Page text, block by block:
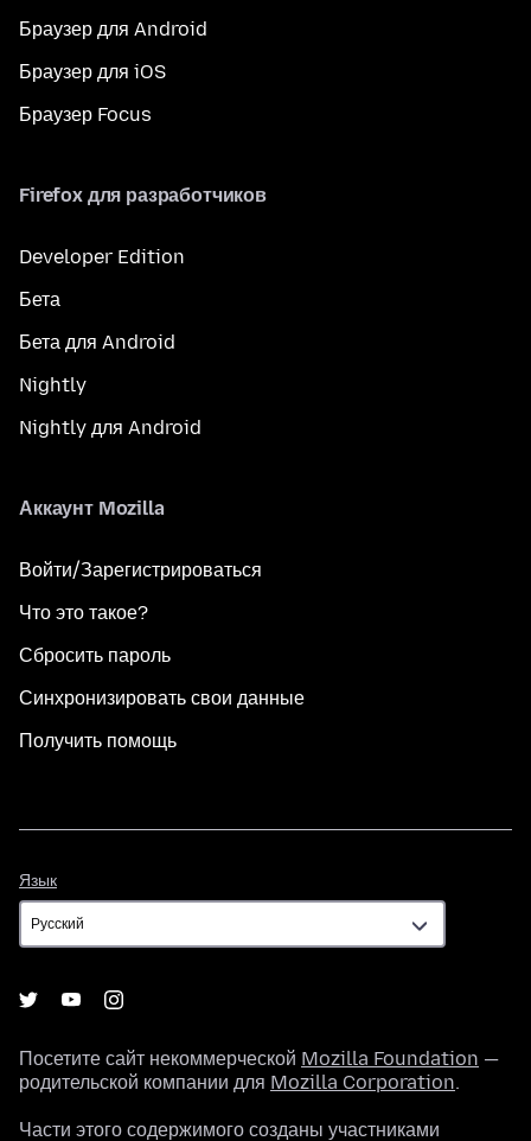
Браузер для Android
Браузер для iOS
Браузер Focus
Firefox для разработчиков
Developer Edition
Бета
Бета для Android
Nightly
Nightly для Android
Аккаунт Mozilla
Войти/Зарегистрироваться
Что это такое?
Сбросить пароль
Синхронизировать свои данные
Получить помощь
Язык
Посетите сайт некоммерческой Mozilla Foundation —
родительской компании для Mozilla Corporation.
Части этого содержимого созданы участниками